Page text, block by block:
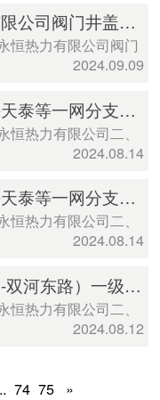
菏泽永恒热力有限公司阀门井盖采购项目 比价公告
恒热力有限公司阀门
2024.09.09
康馨雅苑、山海天泰等一网分支改造工程 成交公示
热力有限公司二、
2024.08.14
康馨雅苑、山海天泰等一网分支改造工程 成交公示
热力有限公司二、
2024.08.14
太原路（黄河路-双河东路）一级热网建设工程管材采购及保温施工成交公示
热力有限公司二、
2024.08.12
74 75 »